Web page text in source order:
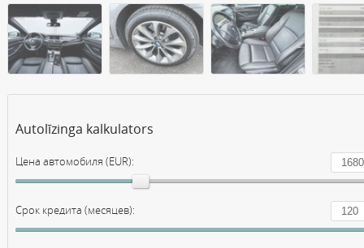
Autolīzinga kalkulators
Цена автомобиля (EUR):
Срок кредита (месяцев):